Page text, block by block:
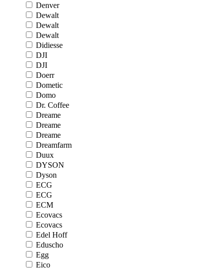
Denver
Dewalt
Dewalt
Dewalt
Didiesse
DJI
DJI
Doerr
Dometic
Domo
Dr. Coffee
Dreame
Dreame
Dreame
Dreamfarm
Duux
DYSON
Dyson
ECG
ECG
ECM
Ecovacs
Ecovacs
Edel Hoff
Eduscho
Egg
Eico